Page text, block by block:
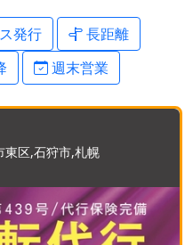
発行
長距離
週末営業
東区,石狩市,札幌